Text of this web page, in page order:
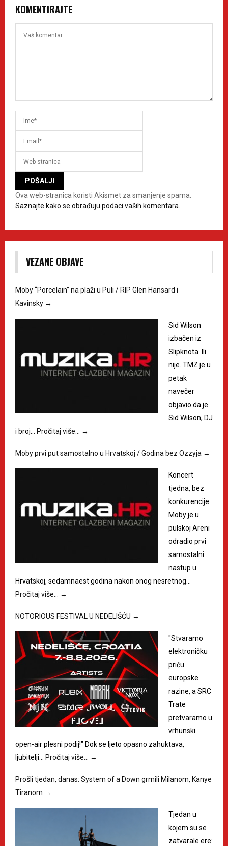
KOMENTIRAJTE
Ova web-stranica koristi Akismet za smanjenje spama.
Saznajte kako se obrađuju podaci vaših komentara.
VEZANE OBJAVE
Moby “Porcelain” na plaži u Puli / RIP Glen Hansard i
Kavinsky →
Sid Wilson
izbačen iz
Slipknota. Ili
nije. TMZ je u
petak
navečer
objavio da je
Sid Wilson, DJ
i broj…
Pročitaj više… →
Moby prvi put samostalno u Hrvatskoj / Godina bez Ozzyja →
Koncert
tjedna, bez
konkurencije.
Moby je u
pulskoj Areni
odradio prvi
samostalni
nastup u
Hrvatskoj, sedamnaest godina nakon onog nesretnog…
Pročitaj više…
→
NOTORIOUS FESTIVAL U NEDELIŠĆU →
"Stvaramo
elektroničku
priču
europske
razine, a SRC
Trate
pretvaramo u
vrhunski
open-air plesni podij!" Dok se ljeto opasno zahuktava,
ljubitelji…
Pročitaj više… →
Prošli tjedan, danas: System of a Down grmili Milanom, Kanye
Tiranom →
Tjedan u
kojem su se
zatvarale ere: